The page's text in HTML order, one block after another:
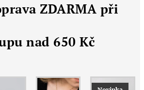
ZDARMA při
nad 650 Kč